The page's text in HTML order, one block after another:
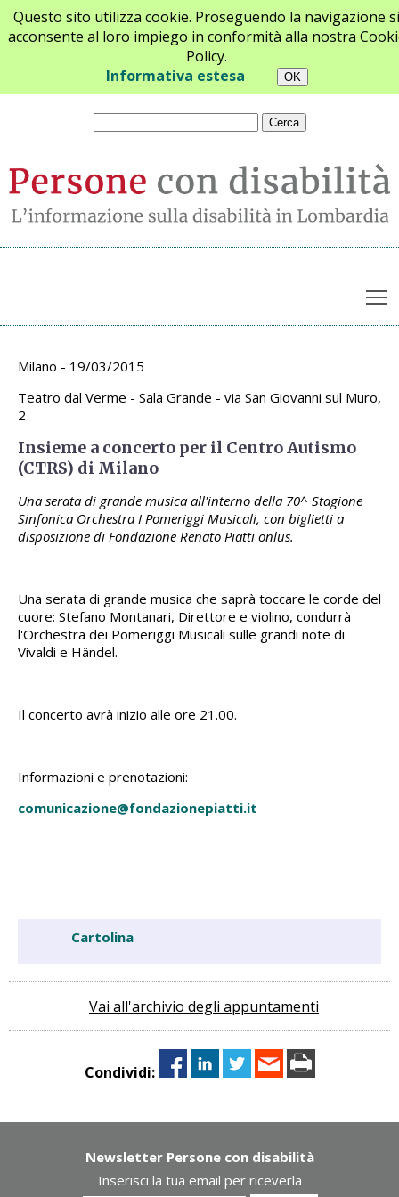
Questo sito utilizza cookie. Proseguendo la navigazione si
acconsente al loro impiego in conformità alla nostra
Policy.
Informativa estesa
Chi siamo Newsletter Contatti
Archivio appuntamenti
Milano - 19/03/2015
Teatro dal Verme - Sala Grande - via San Giovanni sul Muro,
2
Insieme a concerto per il Centro Autismo
(CTRS) di Milano
Una serata di grande musica all'interno della 70^ Stagione
Sinfonica Orchestra I Pomeriggi Musicali, con biglietti a
disposizione di Fondazione Renato Piatti onlus.
Una serata di grande musica che saprà toccare le corde del
cuore: Stefano Montanari, Direttore e violino, condurrà
l'Orchestra dei Pomeriggi Musicali sulle grandi note di
Vivaldi e Händel.
Il concerto avrà inizio alle ore 21.00.
Informazioni e prenotazioni:
comunicazione@fondazionepiatti.it
Cartolina
Vai all'archivio degli appuntamenti
Condividi:
Newsletter Persone con disabilità
Inserisci la tua email per riceverla